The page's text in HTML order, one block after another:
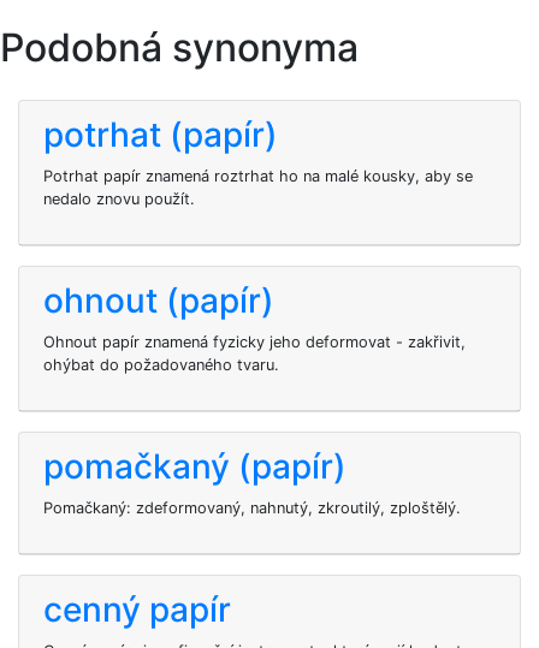
Podobná synonyma
potrhat (papír)
Potrhat papír znamená roztrhat ho na malé kousky, aby se
nedalo znovu použít.
ohnout (papír)
Ohnout papír znamená fyzicky jeho deformovat - zakřivit,
ohýbat do požadovaného tvaru.
pomačkaný (papír)
Pomačkaný: zdeformovaný, nahnutý, zkroutilý, zploštělý.
cenný papír